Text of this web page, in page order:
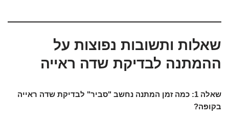
שאלות ותשובות נפוצות על
ההמתנה לבדיקת שדה ראייה
שאלה 1: כמה זמן המתנה נחשב "סביר" לבדיקת שדה ראייה
בקופה?